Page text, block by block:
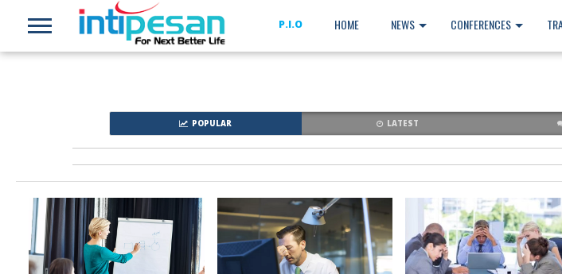
P.I.O HOME NEWS CONFERENCES
POPULAR LATEST
READ MORE READ MORE READ MORE